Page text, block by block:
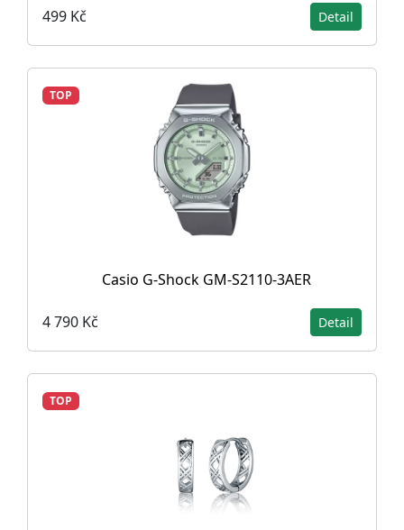
499 Kč Detail
TOP
Casio G-Shock GM-S2110-3AER
4 790 Kč Detail
TOP